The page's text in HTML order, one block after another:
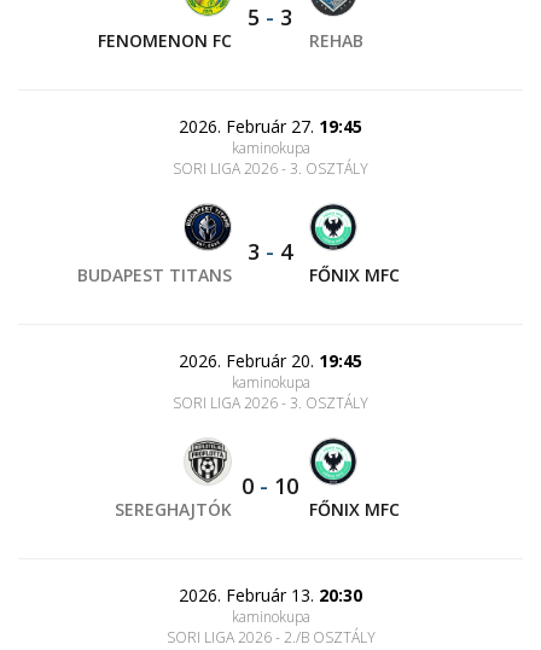
FENOMENON FC
5 - 3
REHAB
2026. Február 27. 19:45
kaminokupa
SORI LIGA 2026 - 3. OSZTÁLY
BUDAPEST TITANS
3 - 4
FŐNIX MFC
2026. Február 20. 19:45
kaminokupa
SORI LIGA 2026 - 3. OSZTÁLY
SEREGHAJTÓK
0 - 10
FŐNIX MFC
2026. Február 13. 20:30
kaminokupa
SORI LIGA 2026 - 2./B OSZTÁLY